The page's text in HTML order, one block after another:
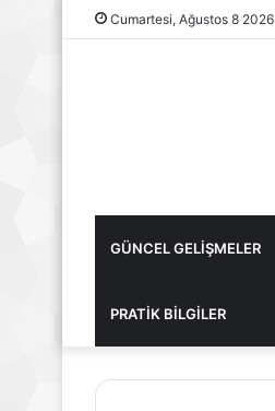
Cumartesi, Ağustos 8 2026
GÜNCEL GELİŞMELER
PRATİK BİLGİLER